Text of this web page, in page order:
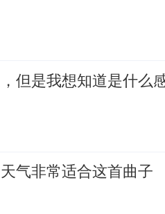
但是我想知道是什么
气非常适合这首曲子